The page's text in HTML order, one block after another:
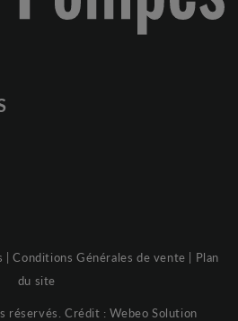
|Conditions Générales de vente | Plan
du site
réservés. Crédit :Webeo Solution